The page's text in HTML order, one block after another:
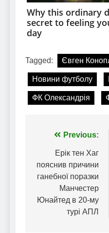
Tagged: Євген
Новини футболу
ФК Олександрія
Навігація
записів
Previous:
Ерік тен Хаг
пояснив причини
ганебної поразки
Манчестер
Юнайтед в 20-му
турі АПЛ